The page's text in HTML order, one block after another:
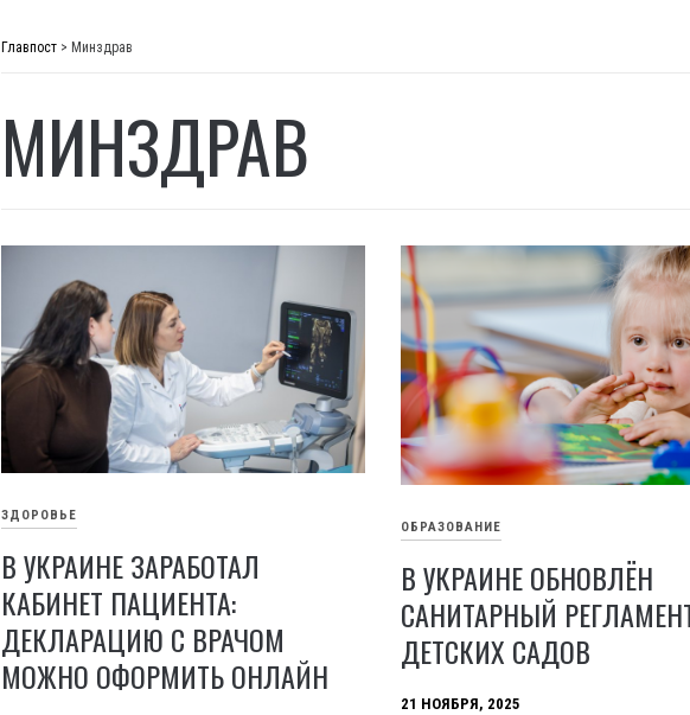
Главпост > Минздрав
МИНЗДРАВ
ЗДОРОВЬЕ
В УКРАИНЕ ЗАРАБОТАЛ
КАБИНЕТ ПАЦИЕНТА:
ДЕКЛАРАЦИЮ С ВРАЧОМ
МОЖНО ОФОРМИТЬ ОНЛАЙН
ОБРАЗОВАНИЕ
В УКРАИНЕ ОБНОВЛЁН
САНИТАРНЫЙ
ДЕТСКИХ САДОВ
21 НОЯБРЯ, 2025